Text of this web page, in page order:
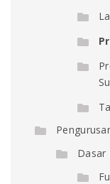
Dasar